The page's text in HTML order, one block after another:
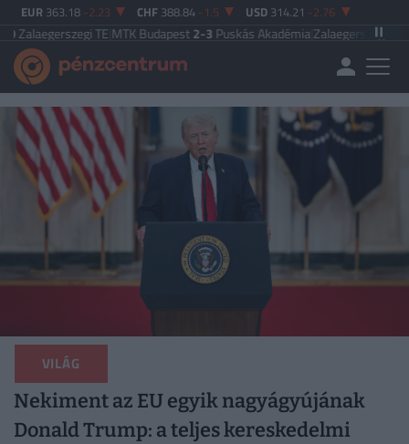
EUR 363.18 -2.23 CHF 388.84 -1.5 USD 314.21 -2.76
TE|MTK Budapest2-3Puskás Akadémia|Zalaegerszegi TE5-2 Paksi FC
VILÁG
Nekiment az EU egyik nagyágyújának
Donald Trump: a teljes kereskedelmi